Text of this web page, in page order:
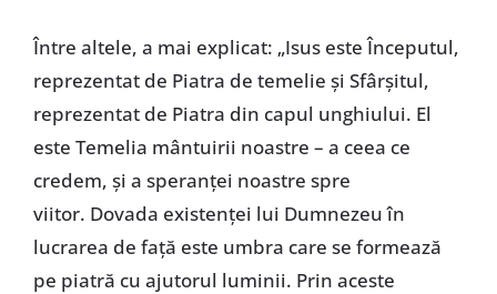
Între altele, a mai explicat: „Isus este Începutul,
reprezentat de Piatra de temelie și Sfârșitul,
reprezentat de Piatra din capul unghiului. El
este Temelia mântuirii noastre – a ceea ce
credem, și a speranței noastre spre
viitor. Dovada existenței lui Dumnezeu în
lucrarea de față este umbra care se formează
pe piatră cu ajutorul luminii. Prin aceste